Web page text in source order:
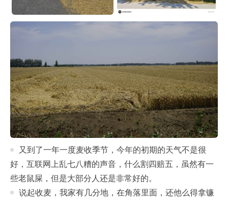
又到了一年一度麦收季节，今年的初期的天气不是很
好，互联网上乱七八糟的声音，什么割四赔五，虽然有一
些老鼠屎，但是大部分人还是非常好的。
说起收麦，我家有几分地，在角落里面，还他么得拿镰